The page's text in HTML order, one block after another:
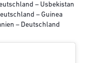
– Usbekistan
– Guinea
– Deutschland